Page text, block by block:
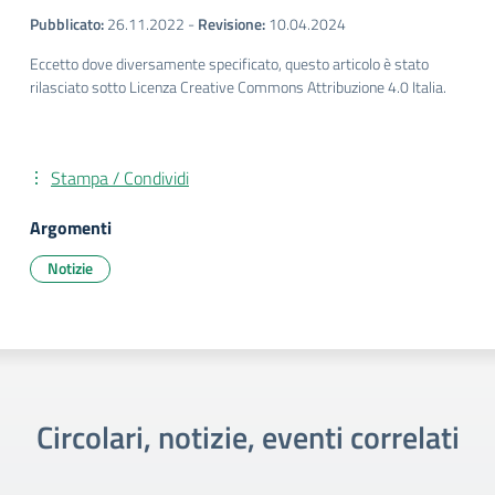
Pubblicato:26.11.2022 -Revisione:10.04.2024
Eccetto dove diversamente specificato, questo articolo è stato
rilasciato sotto Licenza Creative Commons Attribuzione 4.0 Italia.
Stampa / Condividi
Argomenti
Notizie
Circolari, notizie, eventi correlati